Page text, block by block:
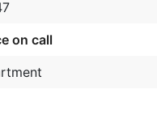
on call